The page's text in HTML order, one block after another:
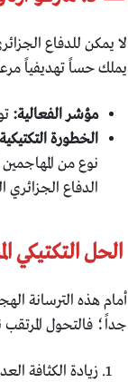
​لا يمكن للدفاع
يملك حساً تهديفياً
مؤشر الفعالية:
الخطورة
نوع من
الدفاع الجزائري
الحل التكتيكي
​أمام هذه الترسانة
جداً؛ فالتحول
​زيادة الكثافة